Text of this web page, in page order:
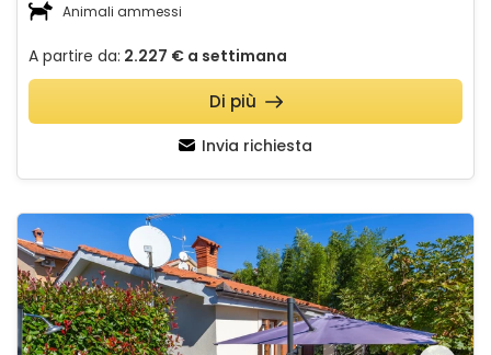
Animali ammessi
A partire da: 2.227 € a settimana
Invia richiesta
Di più
Romantic Holiday Home Beni with Jacuzzi
Guardate l'intera